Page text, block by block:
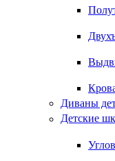
Диваны
Детские